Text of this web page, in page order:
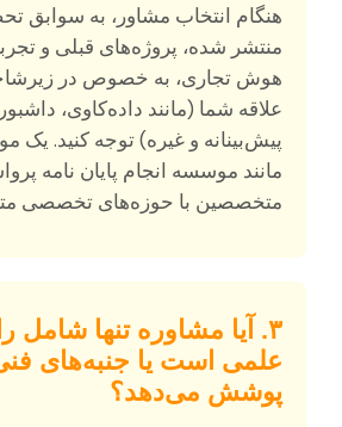
هنگام انتخاب مشاور، به سوابق
منتشر شده، پروژه‌های قبلی و
هوش تجاری، به خصوص در
علاقه شما (مانند داده‌کاوی،
پیش‌بینانه و غیره) توجه کنید. یک
مانند موسسه انجام پایان نامه
متخصصین با حوزه‌های تخصصی
۳. آیا مشاوره تنها شامل
علمی است یا جنبه‌های فنی
پوشش می‌دهد؟